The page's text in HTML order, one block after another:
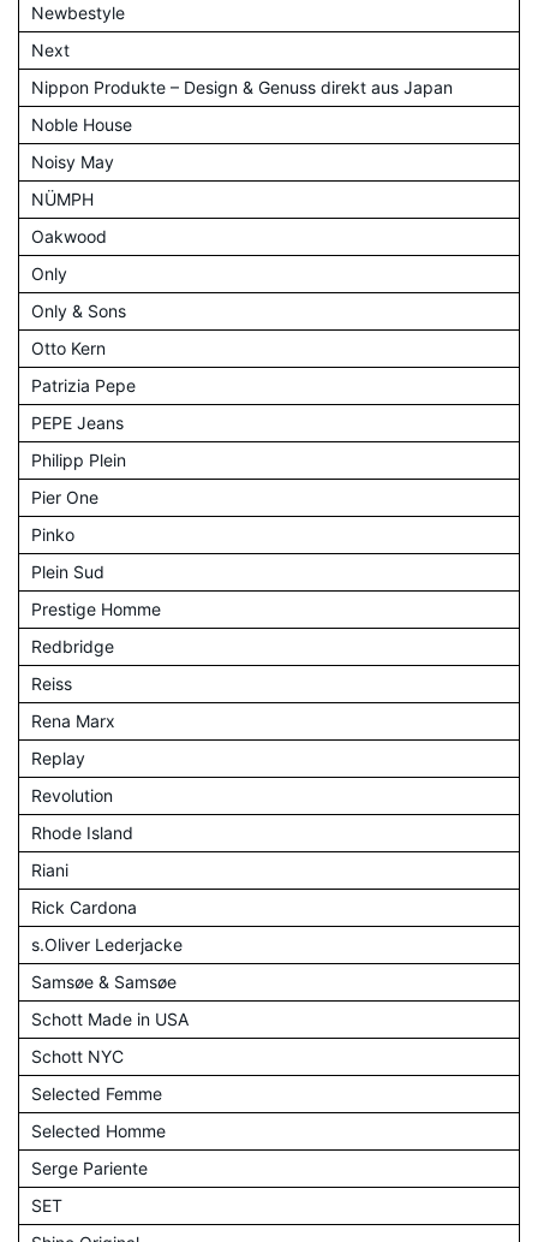
Newbestyle
Next
Nippon Produkte – Design & Genuss direkt aus Japan
Noble House
Noisy May
NÜMPH
Oakwood
Only
Only & Sons
Otto Kern
Patrizia Pepe
PEPE Jeans
Philipp Plein
Pier One
Pinko
Plein Sud
Prestige Homme
Redbridge
Reiss
Rena Marx
Replay
Revolution
Rhode Island
Riani
Rick Cardona
s.Oliver Lederjacke
Samsøe & Samsøe
Schott Made in USA
Schott NYC
Selected Femme
Selected Homme
Serge Pariente
SET